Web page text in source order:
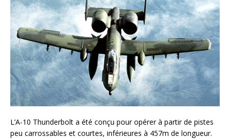
L’A-10 Thunderbolt a été conçu pour opérer à partir de pistes
peu carrossables et courtes, inférieures à 457m de longueur.